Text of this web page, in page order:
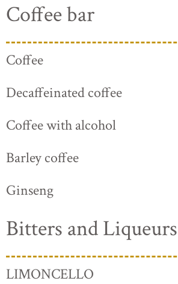
Coffee bar
Coffee
Decaffeinated coffee
Coffee with alcohol
Barley coffee
Ginseng
Bitters and Liqueurs
LIMONCELLO